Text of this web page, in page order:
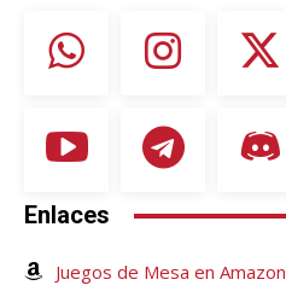
Enlaces
Juegos de Mesa en Amazon